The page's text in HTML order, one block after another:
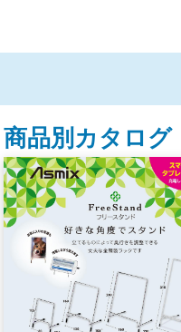
商品別カタログ